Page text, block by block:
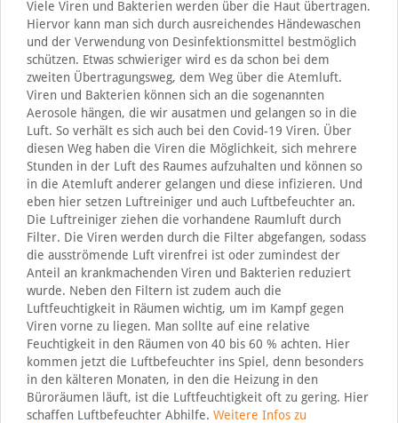
Viele Viren und Bakterien werden über die Haut übertragen.
Hiervor kann man sich durch ausreichendes Händewaschen
und der Verwendung von Desinfektionsmittel bestmöglich
schützen. Etwas schwieriger wird es da schon bei dem
zweiten Übertragungsweg, dem Weg über die Atemluft.
Viren und Bakterien können sich an die sogenannten
Aerosole hängen, die wir ausatmen und gelangen so in die
Luft. So verhält es sich auch bei den Covid-19 Viren. Über
diesen Weg haben die Viren die Möglichkeit, sich mehrere
Stunden in der Luft des Raumes aufzuhalten und können so
in die Atemluft anderer gelangen und diese infizieren. Und
eben hier setzen Luftreiniger und auch Luftbefeuchter an.
Die Luftreiniger ziehen die vorhandene Raumluft durch
Filter. Die Viren werden durch die Filter abgefangen, sodass
die ausströmende Luft virenfrei ist oder zumindest der
Anteil an krankmachenden Viren und Bakterien reduziert
wurde. Neben den Filtern ist zudem auch die
Luftfeuchtigkeit in Räumen wichtig, um im Kampf gegen
Viren vorne zu liegen. Man sollte auf eine relative
Feuchtigkeit in den Räumen von 40 bis 60 % achten. Hier
kommen jetzt die Luftbefeuchter ins Spiel, denn besonders
in den kälteren Monaten, in den die Heizung in den
Büroräumen läuft, ist die Luftfeuchtigkeit oft zu gering. Hier
schaffen Luftbefeuchter Abhilfe. Weitere Infos zu